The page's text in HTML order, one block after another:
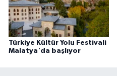
Türkiye Kültür Yolu Festivali
Malatya'da başlıyor